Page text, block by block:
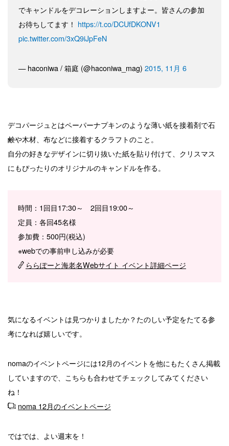
でキャンドルをデコレーションしますよー。皆さんの参加
お待ちしてます！ https://t.co/DCUfDKONV1
pic.twitter.com/3xQ9iJpFeN
— haconiwa / 箱庭 (@haconiwa_mag) 2015, 11月 6
デコパージュとはペーパーナプキンのような薄い紙を接着剤で石
鹸や木材、布などに接着するクラフトのこと。
自分の好きなデザインに切り抜いた紙を貼り付けて、クリスマス
にもぴったりのオリジナルのキャンドルを作る。
時間：1回目17:30～ 2回目19:00～
定員：各回45名様
参加費：500円(税込)
※webでの事前申し込みが必要
ららぽーと海老名Webサイト イベント詳細ページ
気になるイベントは見つかりましたか？たのしい予定をたてる参
考になれば嬉しいです。
nomaのイベントページには12月のイベントを他にもたくさん掲載
していますので、こちらも合わせてチェックしてみてください
ね！
noma 12月のイベントページ
ではでは、よい週末を！